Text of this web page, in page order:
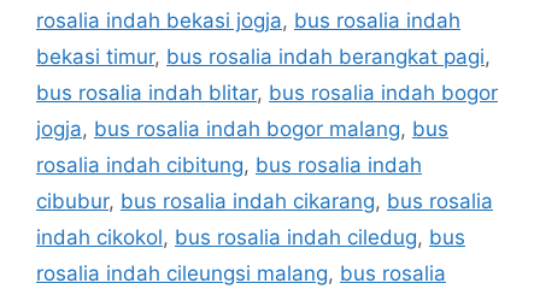
rosalia indah bekasi jogja, bus rosalia indah
bekasi timur, bus rosalia indah berangkat pagi,
bus rosalia indah blitar, bus rosalia indah bogor
jogja, bus rosalia indah bogor malang, bus
rosalia indah cibitung, bus rosalia indah
cibubur, bus rosalia indah cikarang, bus rosalia
indah cikokol, bus rosalia indah ciledug, bus
rosalia indah cileungsi malang, bus rosalia